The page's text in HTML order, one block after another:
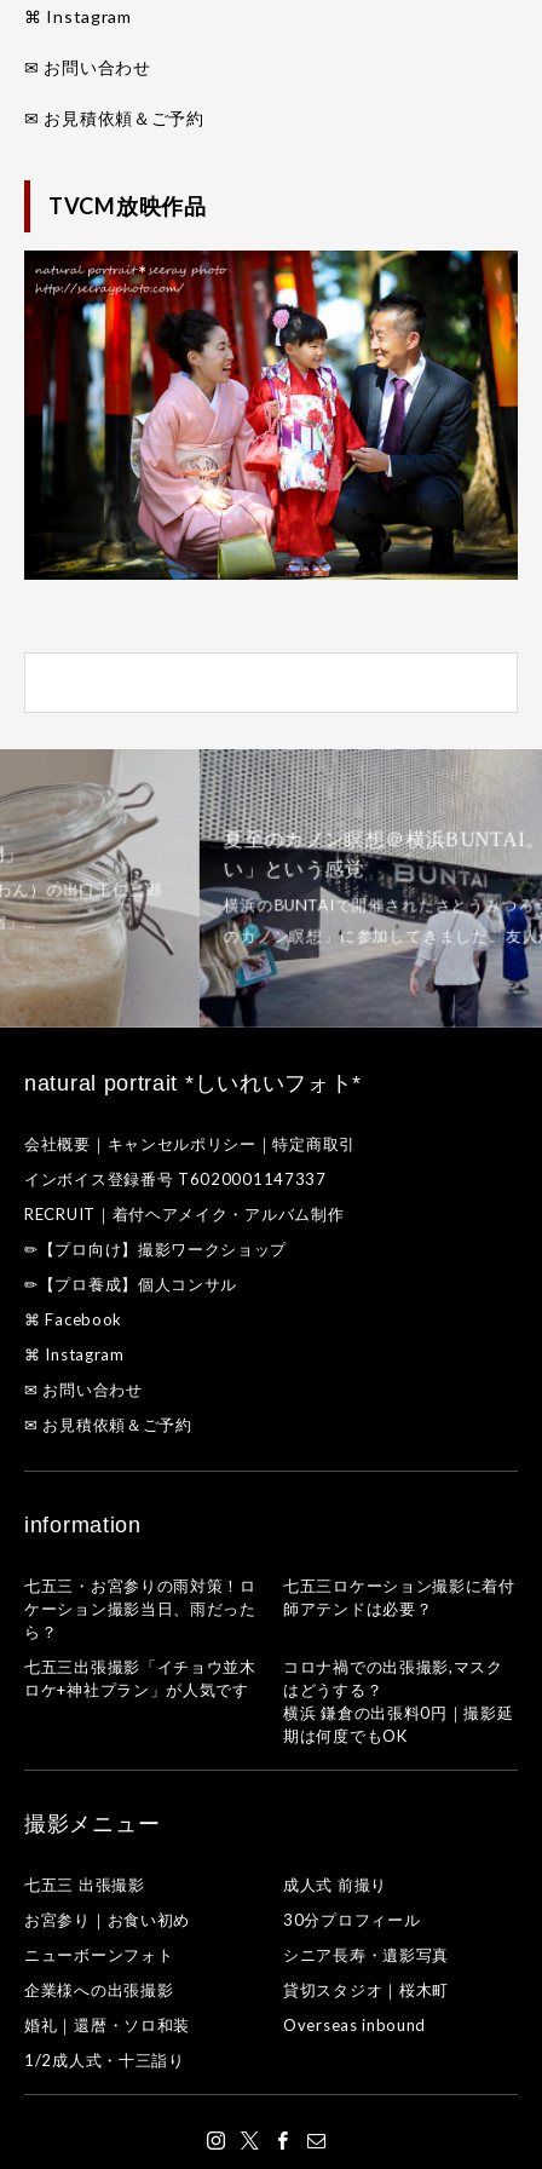
⌘ Instagram
✉ お問い合わせ
✉ お見積依頼＆ご予約
TVCM放映作品
夏至のカノン瞑想＠横浜BUNTAI。「どっちでもい
い」という感覚
natural portrait *しいれいフォト*
会社概要｜キャンセルポリシー｜特定商取引
インボイス登録番号 T6020001147337
RECRUIT｜着付ヘアメイク・アルバム制作
✏【プロ向け】撮影ワークショップ
✏【プロ養成】個人コンサル
⌘ Facebook
⌘ Instagram
✉ お問い合わせ
✉ お見積依頼＆ご予約
information
七五三・お宮参りの雨対策！ロ
ケーション撮影当日、雨だった
ら？
七五三ロケーション撮影に着付
師アテンドは必要？
七五三出張撮影「イチョウ並木
ロケ+神社プラン」が人気です
コロナ禍での出張撮影,マスク
はどうする？
横浜 鎌倉の出張料0円｜撮影延
期は何度でもOK
撮影メニュー
七五三 出張撮影
成人式 前撮り
お宮参り｜お食い初め
30分プロフィール
ニューボーンフォト
シニア長寿・遺影写真
企業様への出張撮影
貸切スタジオ｜桜木町
婚礼｜還暦・ソロ和装
Overseas inbound
1/2成人式・十三詣り